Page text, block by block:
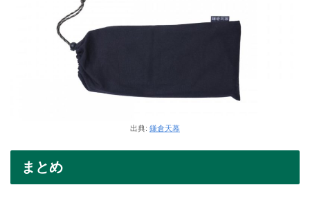
出典: 鎌倉天幕
まとめ